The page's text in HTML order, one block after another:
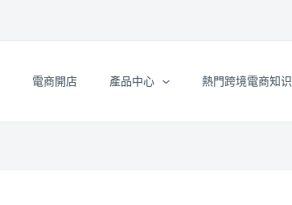
電商開店 產品中心 熱門跨境電商知识